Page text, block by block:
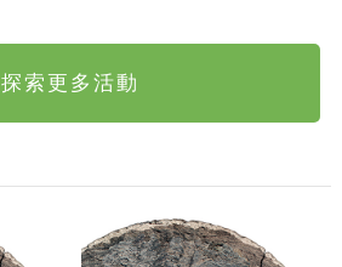
探索更多活動